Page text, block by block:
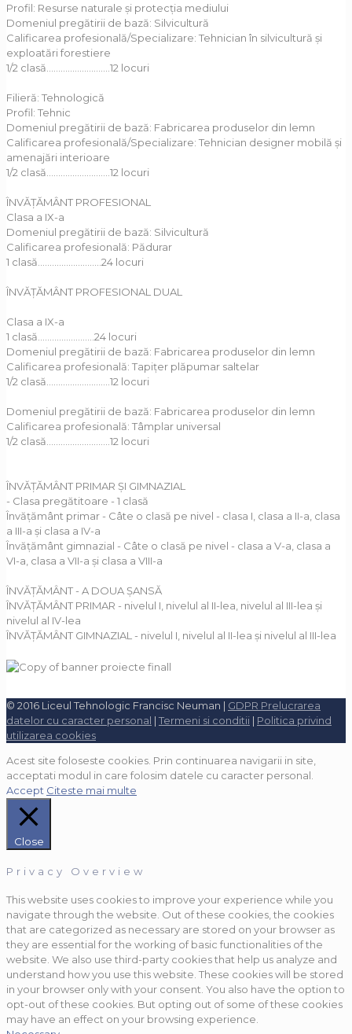
Profil: Resurse naturale și protecția mediului
Domeniul pregătirii de bază: Silvicultură
Calificarea profesională/Specializare: Tehnician în silvicultură și
exploatări forestiere
1/2 clasă………………………12 locuri
Filieră: Tehnologică
Profil: Tehnic
Domeniul pregătirii de bază: Fabricarea produselor din lemn
Calificarea profesională/Specializare: Tehnician designer mobilă și
amenajări interioare
1/2 clasă………………………12 locuri
ÎNVĂȚĂMÂNT PROFESIONAL
Clasa a IX-a
Domeniul pregătirii de bază: Silvicultură
Calificarea profesională: Pădurar
1 clasă………………………24 locuri
ÎNVĂȚĂMÂNT PROFESIONAL DUAL
Clasa a IX-a
1 clasă........................24 locuri
Domeniul pregătirii de bază: Fabricarea produselor din lemn
Calificarea profesională: Tapițer plăpumar saltelar
1/2 clasă………………………12 locuri
Domeniul pregătirii de bază: Fabricarea produselor din lemn
Calificarea profesională: Tâmplar universal
1/2 clasă………………………12 locuri
ÎNVĂȚĂMÂNT PRIMAR ȘI GIMNAZIAL
- Clasa pregătitoare - 1 clasă
Învățământ primar - Câte o clasă pe nivel - clasa I, clasa a II-a, clasa
a III-a și clasa a IV-a
Învățământ gimnazial - Câte o clasă pe nivel - clasa a V-a, clasa a
VI-a, clasa a VII-a și clasa a VIII-a
ÎNVĂȚĂMÂNT - A DOUA ȘANSĂ
ÎNVĂȚĂMÂNT PRIMAR - nivelul I, nivelul al II-lea, nivelul al III-lea și
nivelul al IV-lea
ÎNVĂȚĂMÂNT GIMNAZIAL - nivelul I, nivelul al II-lea și nivelul al III-lea
© 2016 Liceul Tehnologic Francisc Neuman | GDPR Prelucrarea
datelor cu caracter personal | Termeni si conditii | Politica privind
utilizarea cookies
Acest site foloseste cookies. Prin continuarea navigarii in site,
acceptati modul in care folosim datele cu caracter personal.
Accept Citeste mai multe
Close
Privacy Overview
This website uses cookies to improve your experience while you
navigate through the website. Out of these cookies, the cookies
that are categorized as necessary are stored on your browser as
they are essential for the working of basic functionalities of the
website. We also use third-party cookies that help us analyze and
understand how you use this website. These cookies will be stored
in your browser only with your consent. You also have the option to
opt-out of these cookies. But opting out of some of these cookies
may have an effect on your browsing experience.